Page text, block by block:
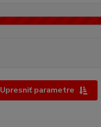
Upresniť parametre